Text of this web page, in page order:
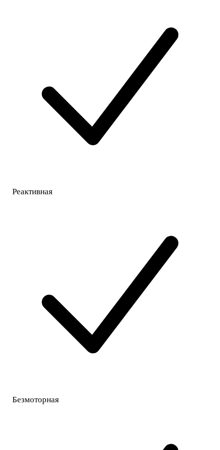
Реактивная
Безмоторная